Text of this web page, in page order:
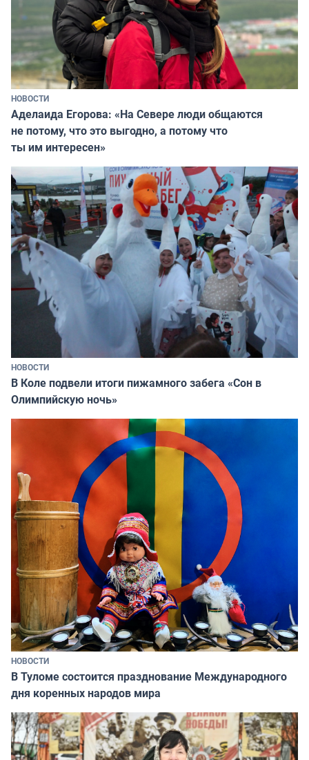
НОВОСТИ
Аделаида Егорова: «На Севере люди общаются
не потому, что это выгодно, а потому что
ты им интересен»
НОВОСТИ
В Коле подвели итоги пижамного забега «Сон в
Олимпийскую ночь»
НОВОСТИ
В Туломе состоится празднование Международного
дня коренных народов мира